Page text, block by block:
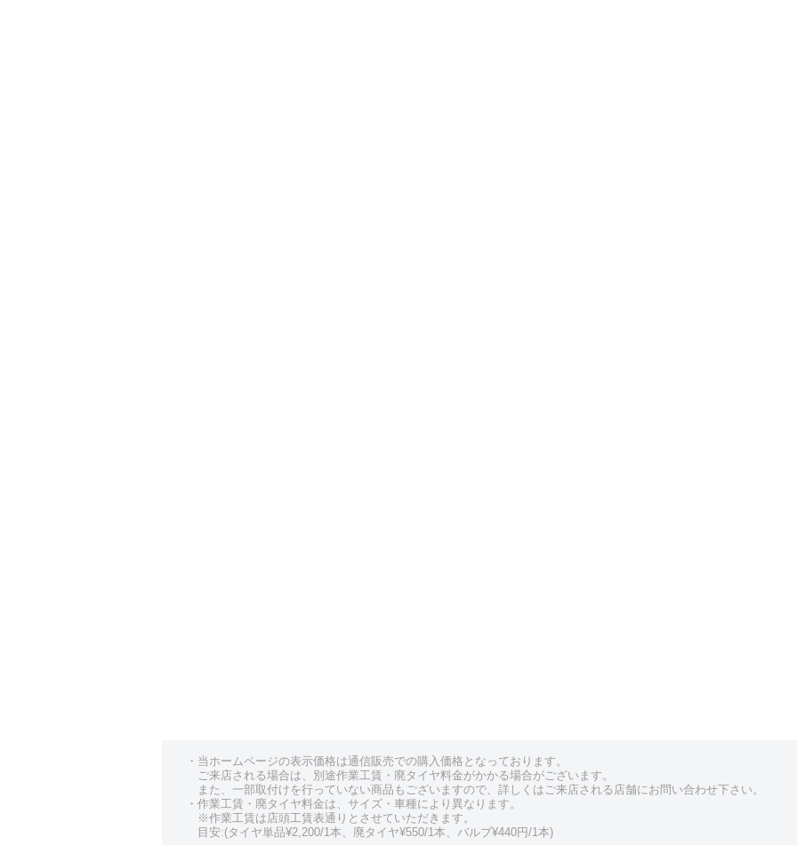
・当ホームページの表示価格は通信販売での購入価格となっております。
ご来店される場合は、別途作業工賃・廃タイヤ料金がかかる場合がございます。
また、一部取付けを行っていない商品もございますので、詳しくはご来店される店舗にお問い合わせ下さい。
・作業工賃・廃タイヤ料金は、サイズ・車種により異なります。
※作業工賃は店頭工賃表通りとさせていただきます。
目安:(タイヤ単品¥2,200/1本、廃タイヤ¥550/1本、バルブ¥440円/1本)